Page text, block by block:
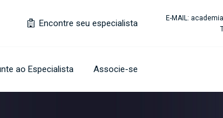
Encontre seu especialista
E-MAIL:
ao Especialista Associe-se